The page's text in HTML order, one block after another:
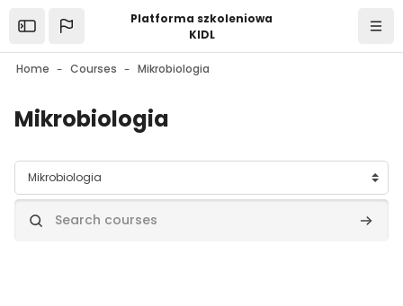
Platforma szkoleniowa
KIDL
Open the sidebar
Home Courses Mikrobiologia
Mikrobiologia
Course categories
Search courses